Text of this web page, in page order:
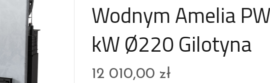
Wodnym Amelia
kW Ø220 Gilotyna
12 010,00zł